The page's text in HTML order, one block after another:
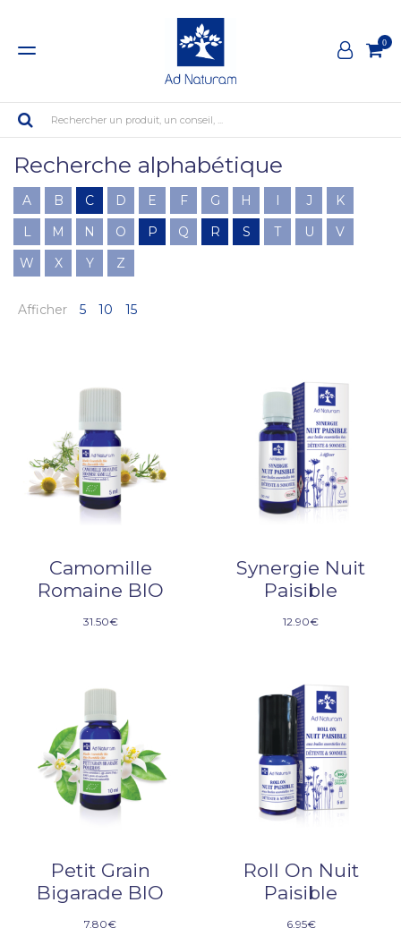
0
Rechercher un produit, un conseil, ...
Recherche alphabétique
A B C D E F G H I J
K
L
M N O P Q R S T U
V
W
X Y Z
Afficher 5 10 15
Camomille
Romaine BIO
31.50€
Synergie Nuit
Paisible
12.90€
Petit Grain
Bigarade BIO
7.80€
Roll On Nuit
Paisible
6.95€